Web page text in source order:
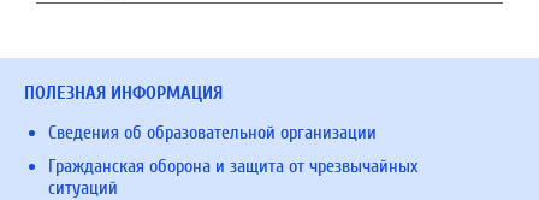
ПОЛЕЗНАЯ ИНФОРМАЦИЯ
Сведения об образовательной организации
Гражданская оборона и защита от чрезвычайных
ситуаций